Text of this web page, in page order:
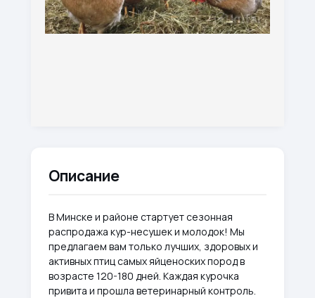
Описание
В Минске и районе стартует сезонная
распродажа кур-несушек и молодок! Мы
предлагаем вам только лучших, здоровых и
активных птиц самых яйценоских пород в
возрасте 120-180 дней. Каждая курочка
привита и прошла ветеринарный контроль.